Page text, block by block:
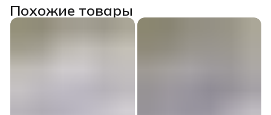
Похожие товары